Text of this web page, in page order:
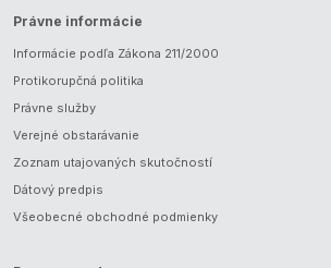
Právne informácie
Informácie podľa Zákona 211/2000
Protikorupčná politika
Právne služby
Verejné obstarávanie
Zoznam utajovaných skutočností
Dátový predpis
Všeobecné obchodné podmienky